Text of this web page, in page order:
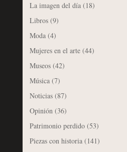
La imagen del día(18)
Libros(9)
Moda(4)
Mujeres en el arte(44)
Museos(42)
Música(7)
Noticias(87)
Opinión(36)
Patrimonio perdido(53)
Piezas con historia(141)